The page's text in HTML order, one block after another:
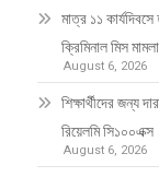
মাত্র ১১
ক্রিমিনাল মিস
August 6, 2026
শিক্ষার্থীদের জন্য
রিয়েলমি সি১০০এক্স
August 6, 2026